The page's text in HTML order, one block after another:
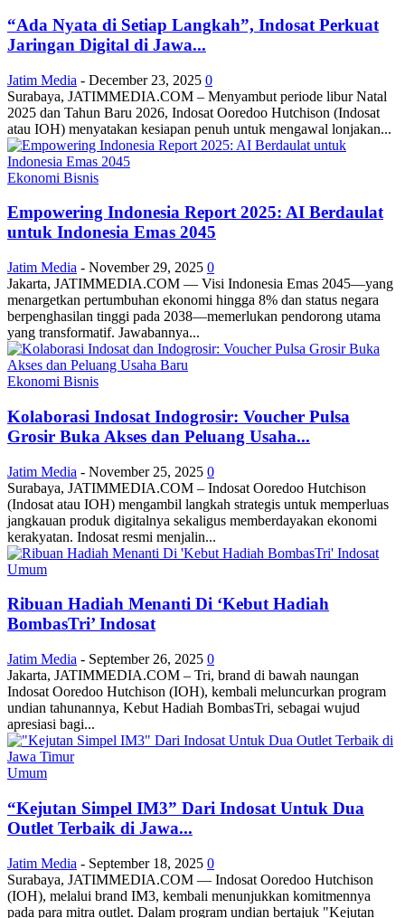
“Ada Nyata di Setiap Langkah”, Indosat Perkuat
Jaringan Digital di Jawa...
Jatim Media - December 23, 2025 0
Surabaya, JATIMMEDIA.COM – Menyambut periode libur Natal
2025 dan Tahun Baru 2026, Indosat Ooredoo Hutchison (Indosat
atau IOH) menyatakan kesiapan penuh untuk mengawal lonjakan...
Ekonomi Bisnis
Empowering Indonesia Report 2025: AI Berdaulat
untuk Indonesia Emas 2045
Jatim Media - November 29, 2025 0
Jakarta, JATIMMEDIA.COM — Visi Indonesia Emas 2045—yang
menargetkan pertumbuhan ekonomi hingga 8% dan status negara
berpenghasilan tinggi pada 2038—memerlukan pendorong utama
yang transformatif. Jawabannya...
Ekonomi Bisnis
Kolaborasi Indosat Indogrosir: Voucher Pulsa
Grosir Buka Akses dan Peluang Usaha...
Jatim Media - November 25, 2025 0
Surabaya, JATIMMEDIA.COM – Indosat Ooredoo Hutchison
(Indosat atau IOH) mengambil langkah strategis untuk memperluas
jangkauan produk digitalnya sekaligus memberdayakan ekonomi
kerakyatan. Indosat resmi menjalin...
Umum
Ribuan Hadiah Menanti Di ‘Kebut Hadiah
BombasTri’ Indosat
Jatim Media - September 26, 2025 0
Jakarta, JATIMMEDIA.COM – Tri, brand di bawah naungan
Indosat Ooredoo Hutchison (IOH), kembali meluncurkan program
undian tahunannya, Kebut Hadiah BombasTri, sebagai wujud
apresiasi bagi...
Umum
“Kejutan Simpel IM3” Dari Indosat Untuk Dua
Outlet Terbaik di Jawa...
Jatim Media - September 18, 2025 0
Surabaya, JATIMMEDIA.COM — Indosat Ooredoo Hutchison
(IOH), melalui brand IM3, kembali menunjukkan komitmennya
pada para mitra outlet. Dalam program undian bertajuk "Kejutan